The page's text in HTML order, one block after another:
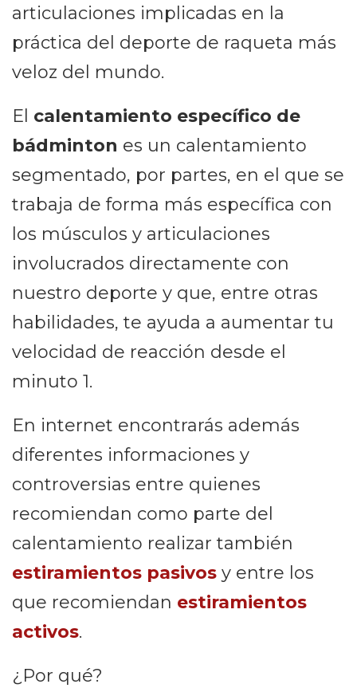
articulaciones implicadas en la
práctica del deporte de raqueta más
veloz del mundo.
El calentamiento específico de
bádminton es un calentamiento
segmentado, por partes, en el que se
trabaja de forma más específica con
los músculos y articulaciones
involucrados directamente con
nuestro deporte y que, entre otras
habilidades, te ayuda a aumentar tu
velocidad de reacción desde el
minuto 1.
En internet encontrarás además
diferentes informaciones y
controversias entre quienes
recomiendan como parte del
calentamiento realizar también
estiramientos pasivos y entre los
que recomiendan estiramientos
activos.
¿Por qué?